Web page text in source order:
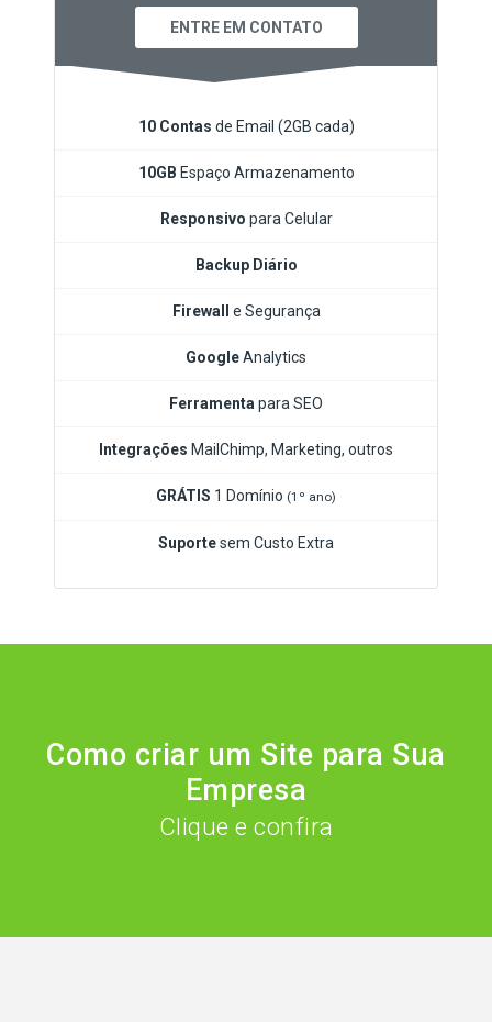
ENTRE EM CONTATO
10 Contas de Email (2GB cada)
10GB Espaço Armazenamento
Responsivo para Celular
Backup Diário
Firewall e Segurança
GoogleAnalytics
Ferramenta para SEO
Integrações MailChimp, Marketing, outros
GRÁTIS 1 Domínio (1º ano)
Suportesem Custo Extra
Como criar um Site para Sua
Empresa
Clique e confira